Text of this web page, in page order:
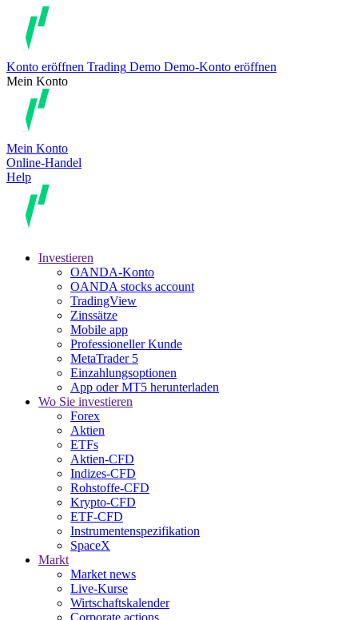
Konto eröffnen Trading Demo Demo-Konto eröffnen
Mein Konto
Mein Konto
Online-Handel
Help
Investieren
OANDA-Konto
OANDA stocks account
TradingView
Zinssätze
Mobile app
Professioneller Kunde
MetaTrader 5
Einzahlungsoptionen
App oder MT5 herunterladen
Wo Sie investieren
Forex
Aktien
ETFs
Aktien-CFD
Indizes-CFD
Rohstoffe-CFD
Krypto-CFD
ETF-CFD
Instrumentenspezifikation
SpaceX
Markt
Market news
Live-Kurse
Wirtschaftskalender
Corporate actions